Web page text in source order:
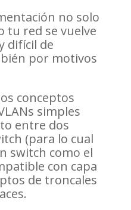
no solo
tu red se vuelve
difícil de
por motivos
conceptos
simples
entre dos
(para lo cual
switch como el
con capa
de troncales